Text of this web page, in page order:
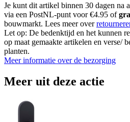
Je kunt dit artikel binnen 30 dagen na
via een PostNL-punt voor €4.95 of
bouwmarkt. Lees meer over
Let op: De bedenktijd en het kunnen
op maat gemaakte artikelen en verse/
planten.
Meer informatie over de bezorging
Meer uit deze actie